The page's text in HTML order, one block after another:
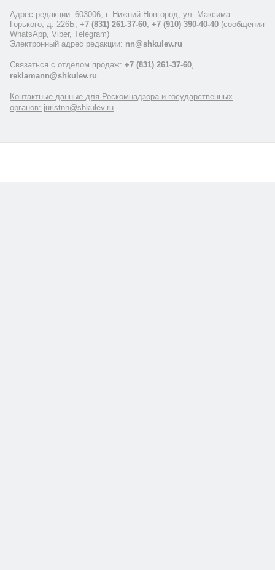
Адрес редакции: 603006, г. Нижний Новгород, ул. Максима
Горького, д. 226Б, +7 (831) 261-37-60, +7 (910) 390-40-40 (сообщения
WhatsApp, Viber, Telegram)
Электронный адрес редакции: nn@shkulev.ru
Связаться с отделом продаж: +7 (831) 261-37-60,
reklamann@shkulev.ru
Контактные данные для Роскомнадзора и государственных
органов: juristnn@shkulev.ru